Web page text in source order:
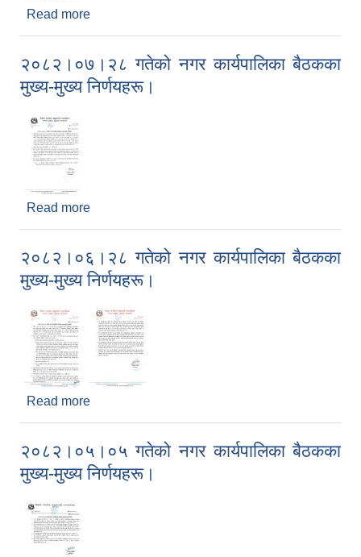
Read more
२०८२।०७।२८ गतेको नगर कार्यपालिका बैठकका
मुख्य-मुख्य निर्णयहरू।
Read more
२०८२।०६।२८ गतेको नगर कार्यपालिका बैठकका
मुख्य-मुख्य निर्णयहरू।
Read more
२०८२।०५।०५ गतेको नगर कार्यपालिका बैठकका
मुख्य-मुख्य निर्णयहरू।